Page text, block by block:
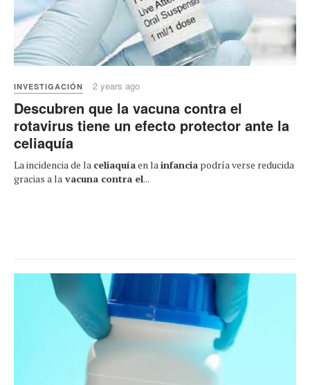
INVESTIGACIÓN 2 years ago
Descubren que la vacuna contra el
rotavirus tiene un efecto protector ante la
celiaquía
La incidencia de la celiaquíaen lainfancia podría verse reducida
gracias a la vacuna contra el...